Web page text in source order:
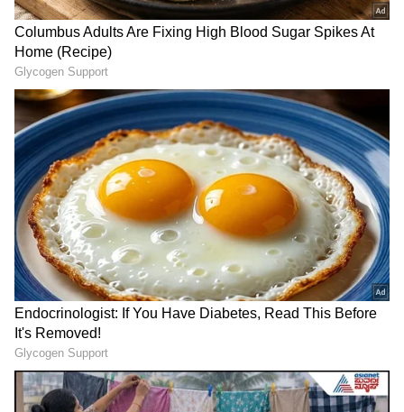
ದೂರವನ್ನು ಈಜುತ್ತಾ ಅವರು ಮಧ್ಯಾಹ್ನ 3:15ರ ವೇಳೆಗೆ
ತಮಿಳುನಾಡಿನ ಧನುಷ್ಕೋಟಿ ತಲುಪಿದರು. ಒಟ್ಟು 10 ಗಂಟೆ
45 ನಿಮಿಷಗಳಲ್ಲಿ ಈ ಕಠಿಣ ಸವಾಲನ್ನು ಮುಗಿಸಿ ಸಾಧನೆ
ಮಾಡಿದರು. ಈ ಪ್ರಯಾಣವು ದೈಹಿಕ ಸಾಮರ್ಥ್ಯಕ್ಕೆ ಮಾತ್ರ
ಸೀಮಿತವಾಗಿರದೆ, ಮಾನಸಿಕ ಧೈರ್ಯ, ಸಹನೆ ಮತ್ತು ತಾಳ್ಮೆಯ
ಪರಾಕಾಷ್ಠೆಯನ್ನು ಪರೀಕ್ಷಿಸಿದ ಒಂದು ಅಪರೂಪದ
ಸಾಹಸವಾಗಿದೆ.